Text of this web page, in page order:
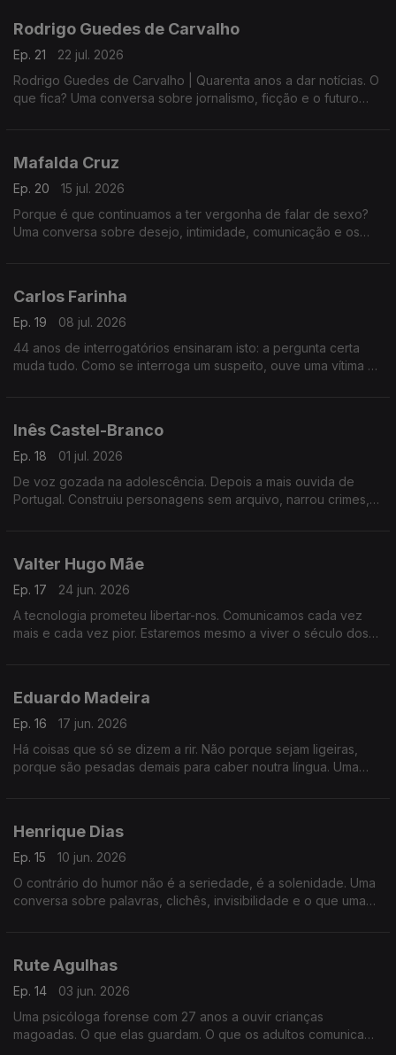
Rodrigo Guedes de Carvalho
Ep. 21
22 jul. 2026
Rodrigo Guedes de Carvalho | Quarenta anos a dar notícias. O
que fica? Uma conversa sobre jornalismo, ficção e o futuro
Mafalda Cruz
Ep. 20
15 jul. 2026
Porque é que continuamos a ter vergonha de falar de sexo?
Uma conversa sobre desejo, intimidade, comunicação e os
Carlos Farinha
Ep. 19
08 jul. 2026
44 anos de interrogatórios ensinaram isto: a pergunta certa
muda tudo. Como se interroga um suspeito, ouve uma vítima e
Inês Castel-Branco
Ep. 18
01 jul. 2026
De voz gozada na adolescência. Depois a mais ouvida de
Portugal. Construiu personagens sem arquivo, narrou crimes,
Valter Hugo Mãe
Ep. 17
24 jun. 2026
A tecnologia prometeu libertar-nos. Comunicamos cada vez
mais e cada vez pior. Estaremos mesmo a viver o século dos
Eduardo Madeira
Ep. 16
17 jun. 2026
Há coisas que só se dizem a rir. Não porque sejam ligeiras,
porque são pesadas demais para caber noutra língua. Uma
Henrique Dias
Ep. 15
10 jun. 2026
O contrário do humor não é a seriedade, é a solenidade. Uma
conversa sobre palavras, clichês, invisibilidade e o que uma
Rute Agulhas
Ep. 14
03 jun. 2026
Uma psicóloga forense com 27 anos a ouvir crianças
magoadas. O que elas guardam. O que os adultos comunicam